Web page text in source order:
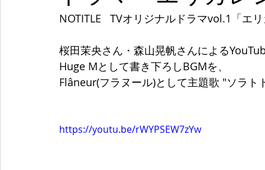
NOTITLE   TVオリジナルドラマvol.1「エ
桜田茉央さん・森山晃帆さんによる
Huge Mとして書き下ろしBGMを、
Flâneur(フラヌール)として主題歌 "ソラト
https://youtu.be/rWYPSEW7zYw